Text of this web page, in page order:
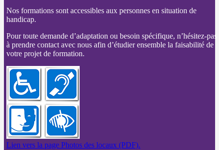
Nos formations sont accessibles aux personnes en situation de
handicap.
Pour toute demande d’adaptation ou besoin spécifique, n’hésitez-pas
à prendre contact avec nous afin d’étudier ensemble la faisabilité de
votre projet de formation.
Lien vers la page Photos des locaux (PDF).